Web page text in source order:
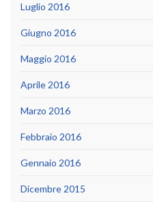
Luglio 2016
Giugno 2016
Maggio 2016
Aprile 2016
Marzo 2016
Febbraio 2016
Gennaio 2016
Dicembre 2015